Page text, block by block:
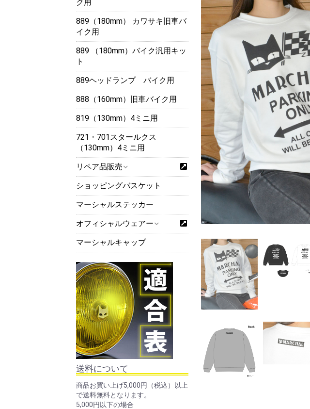
ク用
889（180mm） カワサキ旧車バ
イク用
889 （180mm）バイク汎用キッ
ト
889ヘッドランプ バイク用
888（160mm）旧車バイク用
819（130mm）4ミニ用
721・701スタールクス
（130mm）4ミニ用
リペア品販売
ショッピングバスケット
マーシャルステッカー
オフィシャルウェアー
マーシャルキャップ
送料について
商品お買い上げ5,000円（税込）以上
で送料無料となります。
5,000円以下の場合